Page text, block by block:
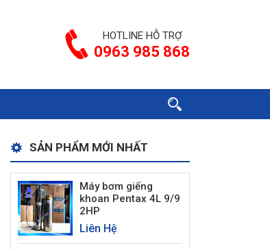
HOTLINE HỖ TRỢ
0963 985 868
SẢN PHẨM MỚI NHẤT
Máy bơm giếng
khoan Pentax 4L 9/9
2HP
Liên Hệ